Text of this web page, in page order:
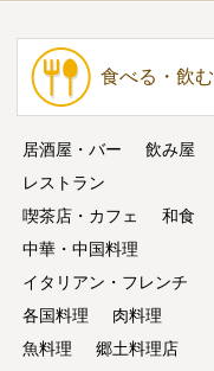
食べる・飲む
居酒屋・バー
飲み屋
レストラン
喫茶店・カフェ
和食
中華・中国料理
イタリアン・フレンチ
各国料理
肉料理
魚料理
郷土料理店